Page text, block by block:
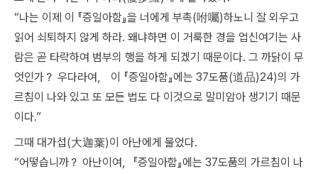
“나는 이제 이 『증일아함』을 너에게 부촉(咐囑)하노니 잘 외우고
읽어 쇠퇴하지 않게 하라. 왜냐하면 이 거룩한 경을 업신여기는 사
람은 곧 타락하여 범부의 행을 하게 되겠기 때문이다. 그 까닭이 무
엇인가？ 우다라여， 이 『증일아함』에는 37도품(道品)24)의 가
르침이 나와 있고 또 모든 법도 다 이것으로 말미암아 생기기 때문
이다.”
그때 대가섭(大迦葉)이 아난에게 물었다.
“어떻습니까？ 아난이여，『증일아함』에는 37도품의 가르침이 나